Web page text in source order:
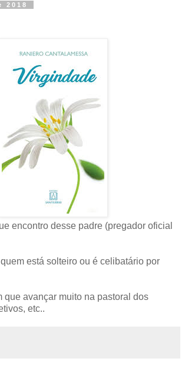
2018
encontro desse padre (pregador oficial
está solteiro ou é celibatário por
que avançar muito na pastoral dos
etc..